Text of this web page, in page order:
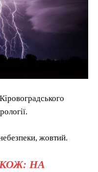
жовтий.
НА